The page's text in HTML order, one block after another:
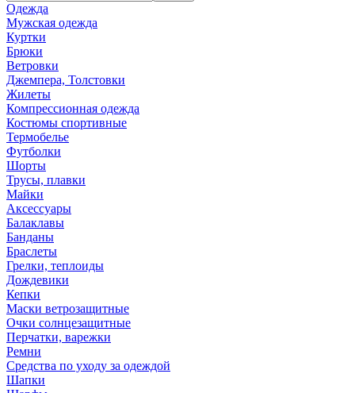
Одежда
Мужская одежда
Куртки
Брюки
Ветровки
Джемпера, Толстовки
Жилеты
Компрессионная одежда
Костюмы спортивные
Термобелье
Футболки
Шорты
Трусы, плавки
Майки
Аксессуары
Балаклавы
Банданы
Браслеты
Грелки, теплоиды
Дождевики
Кепки
Маски ветрозащитные
Очки солнцезащитные
Перчатки, варежки
Ремни
Средства по уходу за одеждой
Шапки